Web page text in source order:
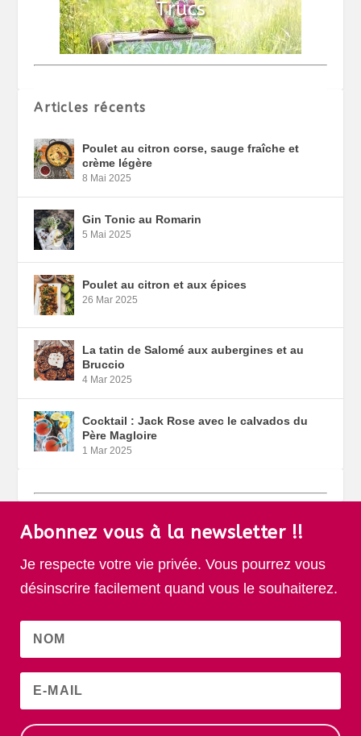
Articles récents
Poulet au citron corse, sauge fraîche et
crème légère
8 Mai 2025
Gin Tonic au Romarin
5 Mai 2025
Poulet au citron et aux épices
26 Mar 2025
La tatin de Salomé aux aubergines et au
Bruccio
4 Mar 2025
Cocktail : Jack Rose avec le calvados du
Père Magloire
1 Mar 2025
Abonnez vous à la newsletter !!
Je respecte votre vie privée. Vous pourrez vous
désinscrire facilement quand vous le souhaiterez.